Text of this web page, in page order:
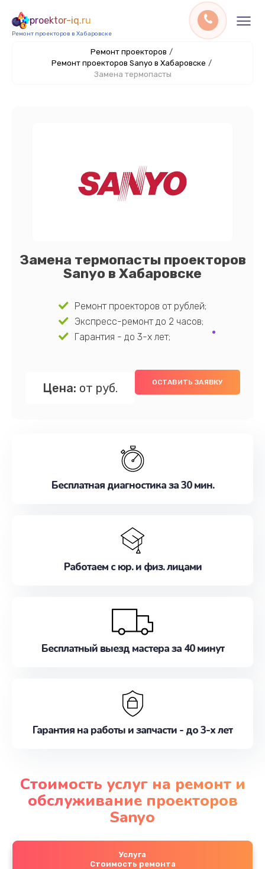
proektor-iq.ru
Ремонт проекторов в Хабаровске
Ремонт проекторов /
Ремонт проекторов Sanyo в Хабаровске /
Замена термопасты
Замена термопасты проекторов
Sanyo в Хабаровске
Ремонт проекторов от рублей;
Экспресс-ремонт до 2 часов;
Гарантия - до 3-х лет;
Цена: от руб. ОСТАВИТЬ ЗАЯВКУ
Бесплатная диагностика за 30 мин.
Работаем с юр. и физ. лицами
Бесплатный выезд мастера за 40 минут
Гарантия на работы и запчасти - до 3-х лет
Стоимость услуг на ремонт и
обслуживание проекторов
Sanyo
Услуга
Стоимость ремонта